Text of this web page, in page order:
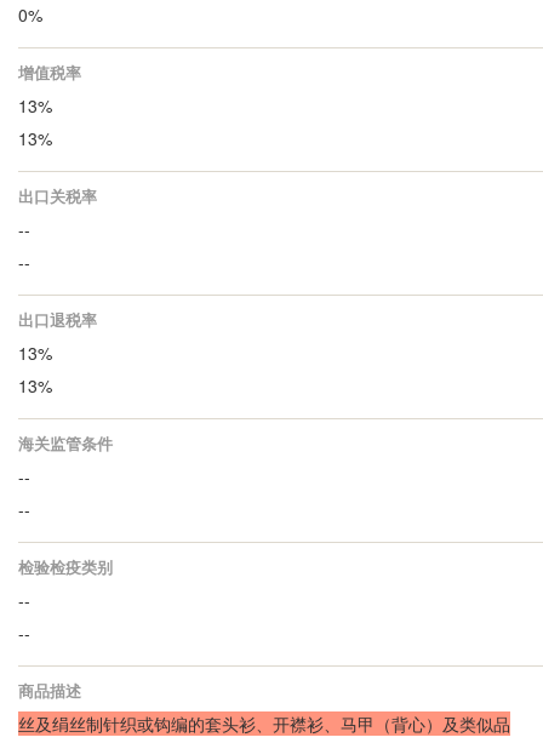
0%
增值税率
13%
13%
出口关税率
--
--
出口退税率
13%
13%
海关监管条件
--
--
检验检疫类别
--
--
商品描述
丝及绢丝制针织或钩编的套头衫、开襟衫、马甲（背心）及类似品